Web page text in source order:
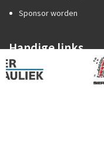
Sponsor worden
Handige links
Competitiezaken